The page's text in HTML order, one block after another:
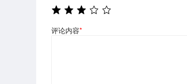
评论内容*